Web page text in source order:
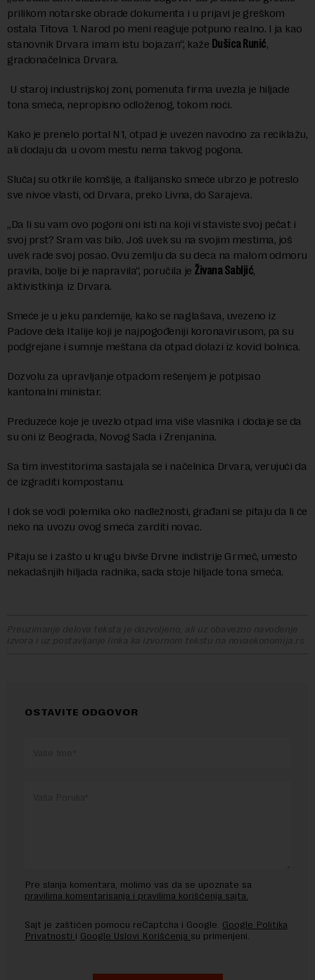
prilikom notarske obrade dokumenta i u prijavi je greškom
ostala Titova 1. Narod po meni reaguje potpuno realno. I ja kao
stanovnik Drvara imam istu bojazan“, kaže Dušica Runić,
gradonačelnica Drvara.
U staroj industrijskoj zoni, pomenuta firma uvezla je hiljade
tona smeća, nepropisno odloženog, tokom noći.
Kako je prenelo portal N1, otpad je uvezen navodno za reciklažu,
ali dodaju da u ovom mestu nema takvog pogona.
Slučaj su otkrile komšije, a italijansko smeće ubrzo je potreslo
sve nivoe vlasti, od Drvara, preko Livna, do Sarajeva.
„Da li su vam ovo pogoni oni isti na koji vi staviste svoj pečat i
svoj prst? Sram vas bilo. Još uvek su na svojim mestima, još
uvek rade svoj posao. Ovu zemlju da su deca na malom odmoru
pravila, bolje bi je napravila“, poručila je Živana Sabljić,
aktivistkinja iz Drvara.
Smeće je u jeku pandemije, kako se naglašava, uvezeno iz
Padove dela Italije koji je najpogođeniji koronavirusom, pa su
podgrejane i sumnje meštana da otpad dolazi iz kovid bolnica.
Dozvolu za upravljanje otpadom rešenjem je potpisao
kantonalni ministar.
Preduzeće koje je uvezlo otpad ima više vlasnika i dodaje se da
su oni iz Beograda, Novog Sada i Zrenjanina.
Sa tim investitorima sastajala se i načelnica Drvara, verujući da
će izgraditi kompostanu.
I dok se vodi polemika oko nadležnosti, građani se pitaju da li će
neko na uvozu ovog smeća zarditi novac.
Pitaju se i zašto u krugu bivše Drvne indistrije Grmeč, umesto
nekadašnjih hiljada radnika, sada stoje hiljade tona smeća.
Preuzimanje delova teksta je dozvoljeno, ali uz obavezno navođenje
izvora i uz postavljanje linka ka izvornom tekstu na novaekonomija.rs
OSTAVITE ODGOVOR
Pre slanja komentara, molimo vas da se upoznate sa
pravilima komentarisanja i pravilima korišćenja sajta.
Sajt je zaštićen pomocu reCaptcha i Google. Google Politika
Privatnosti i Google Uslovi Korišćenja su primenjeni.